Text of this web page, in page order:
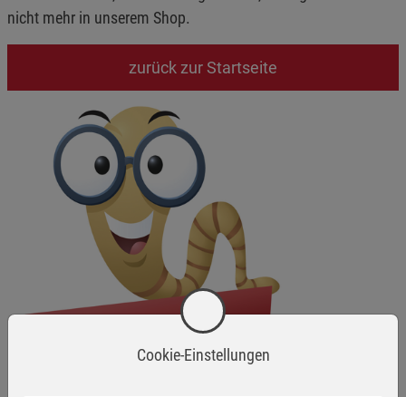
nicht mehr in unserem Shop.
zurück zur Startseite
Cookie-Einstellungen